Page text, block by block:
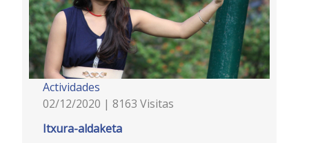
Actividades
02/12/2020 | 8163 Visitas
Itxura-aldaketa